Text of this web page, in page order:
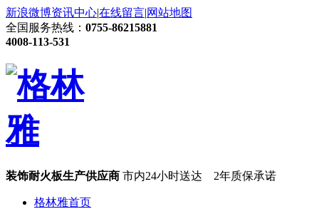
新浪微博资讯中心|在线留言|网站地图
全国服务热线： 0755-86215881
4008-113-531
装饰耐火板生产供应商 市内24小时送达 2年质保承诺
格林雅首页